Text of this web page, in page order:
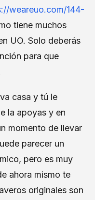
weareuo.com/144-
tiene muchos
UO. Solo deberás
para que
casa y tú le
la apoyas y en
momento de llevar
parecer un
pero es muy
ahora mismo te
originales son